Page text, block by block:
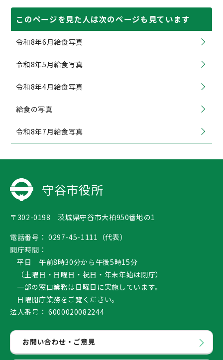
このページを見た人は次のページも見ています
令和8年6月給食写真
令和8年5月給食写真
令和8年4月給食写真
給食の写真
令和8年7月給食写真
守谷市役所
〒302-0198 茨城県守谷市大柏950番地の1
電話番号： 0297-45-1111（代表）
開庁時間：
平日 午前8時30分から午後5時15分
（土曜日・日曜日・祝日・年末年始は閉庁）
一部の窓口業務は日曜日に実施しています。
日曜開庁業務をご覧ください。
法人番号： 6000020082244
お問い合わせ・ご意見